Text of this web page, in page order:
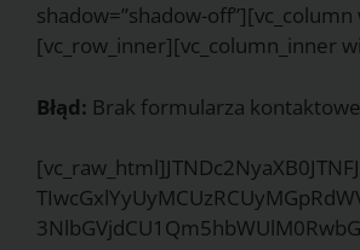
shadow=”shadow-off”][vc_column
[vc_row_inner][vc_column_inner
Błąd: Brak formularza